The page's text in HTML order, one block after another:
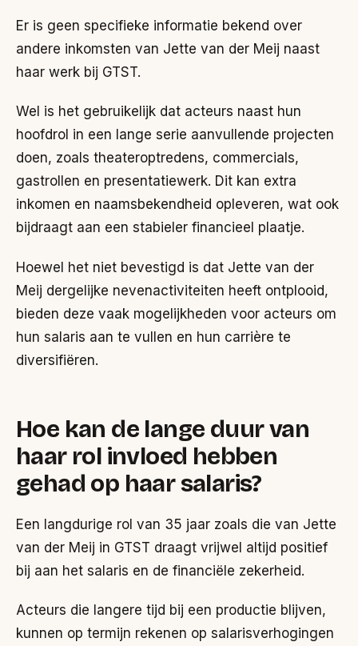
Er is geen specifieke informatie bekend over
andere inkomsten van Jette van der Meij naast
haar werk bij GTST.
Wel is het gebruikelijk dat acteurs naast hun
hoofdrol in een lange serie aanvullende projecten
doen, zoals theateroptredens, commercials,
gastrollen en presentatiewerk. Dit kan extra
inkomen en naamsbekendheid opleveren, wat ook
bijdraagt aan een stabieler financieel plaatje.
Hoewel het niet bevestigd is dat Jette van der
Meij dergelijke nevenactiviteiten heeft ontplooid,
bieden deze vaak mogelijkheden voor acteurs om
hun salaris aan te vullen en hun carrière te
diversifiëren.
Hoe kan de lange duur van
haar rol invloed hebben
gehad op haar salaris?
Een langdurige rol van 35 jaar zoals die van Jette
van der Meij in GTST draagt vrijwel altijd positief
bij aan het salaris en de financiële zekerheid.
Acteurs die langere tijd bij een productie blijven,
kunnen op termijn rekenen op salarisverhogingen